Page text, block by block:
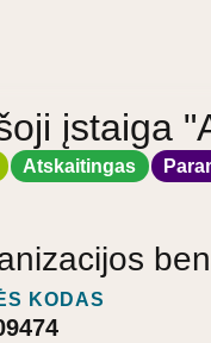
įstaiga
Atskaitingas
KODAS